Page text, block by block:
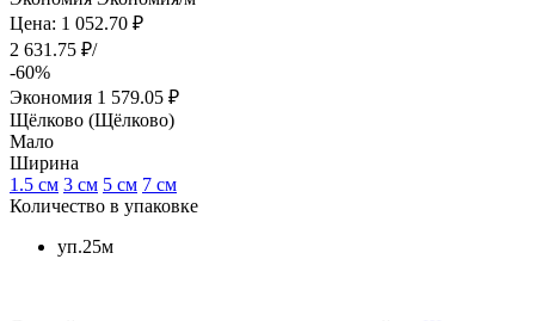
Цена: 1 052.70 ₽
2 631.75 ₽/
-60%
Экономия 1 579.05 ₽
Щёлково (Щёлково)
Мало
Ширина
1.5 см 3 см 5 см 7 см
Количество в упаковке
уп.25м